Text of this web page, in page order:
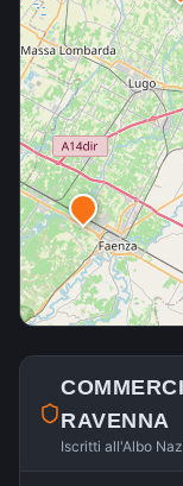
RAVENNA
Iscritti all'Albo